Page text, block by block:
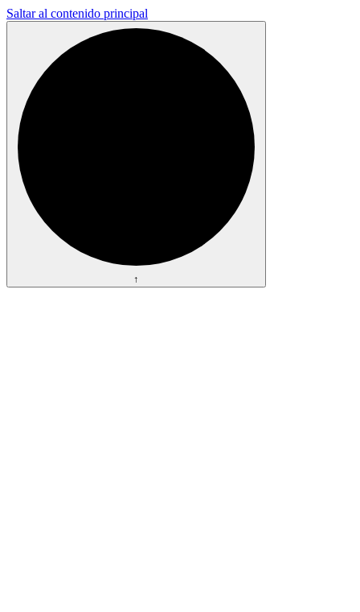
Saltar al contenido principal
↑